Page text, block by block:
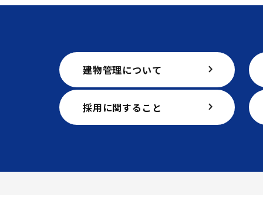
建物管理について
採用に関すること